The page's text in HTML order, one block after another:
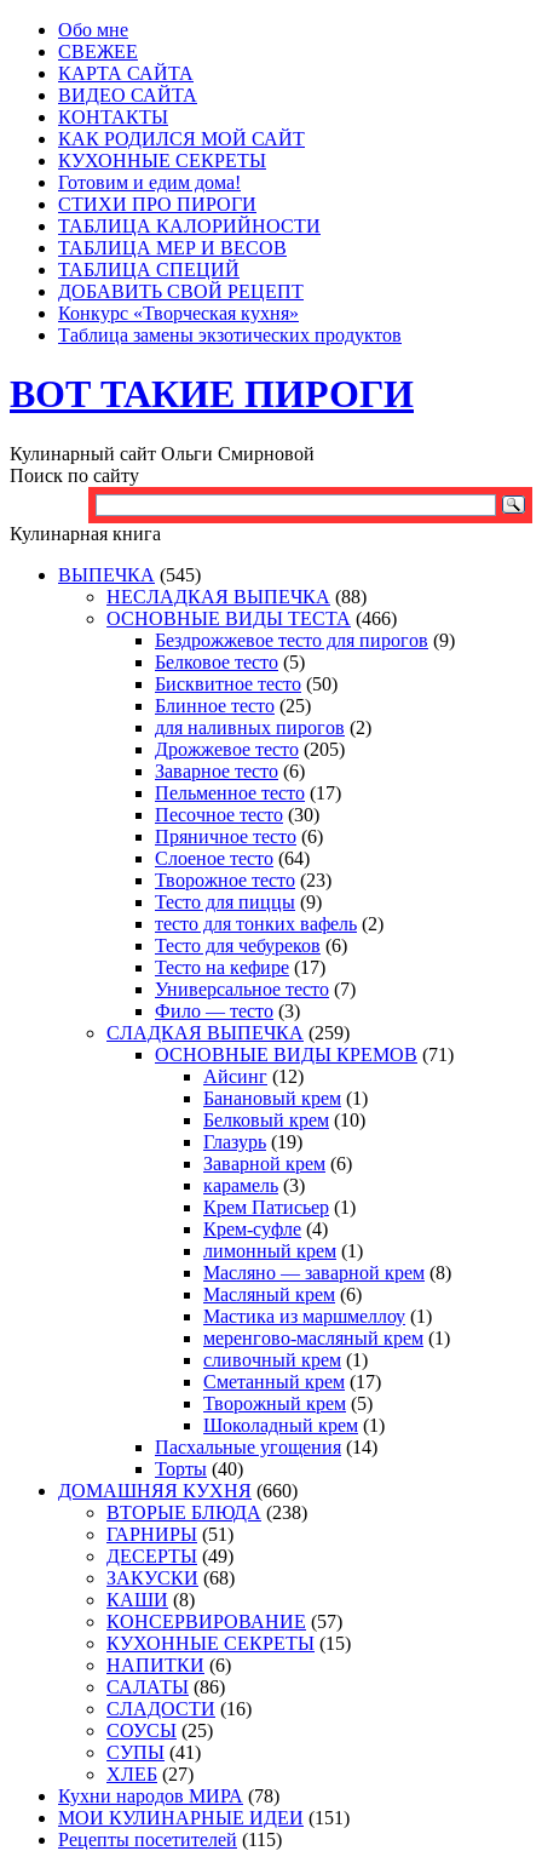
Обо мне
СВЕЖЕЕ
КАРТА САЙТА
ВИДЕО САЙТА
КОНТАКТЫ
КАК РОДИЛСЯ МОЙ САЙТ
КУХОННЫЕ СЕКРЕТЫ
Готовим и едим дома!
СТИХИ ПРО ПИРОГИ
ТАБЛИЦА КАЛОРИЙНОСТИ
ТАБЛИЦА МЕР И ВЕСОВ
ТАБЛИЦА СПЕЦИЙ
ДОБАВИТЬ СВОЙ РЕЦЕПТ
Конкурс «Творческая кухня»
Таблица замены экзотических продуктов
ВОТ ТАКИЕ ПИРОГИ
Кулинарный сайт Ольги Смирновой
Поиск по сайту
Кулинарная книга
ВЫПЕЧКА (545)
НЕСЛАДКАЯ ВЫПЕЧКА (88)
ОСНОВНЫЕ ВИДЫ ТЕСТА (466)
Бездрожжевое тесто для пирогов (9)
Белковое тесто (5)
Бисквитное тесто (50)
Блинное тесто (25)
для наливных пирогов (2)
Дрожжевое тесто (205)
Заварное тесто (6)
Пельменное тесто (17)
Песочное тесто (30)
Пряничное тесто (6)
Слоеное тесто (64)
Творожное тесто (23)
Тесто для пиццы (9)
тесто для тонких вафель (2)
Тесто для чебуреков (6)
Тесто на кефире (17)
Универсальное тесто (7)
Фило — тесто (3)
СЛАДКАЯ ВЫПЕЧКА (259)
ОСНОВНЫЕ ВИДЫ КРЕМОВ (71)
Айсинг (12)
Банановый крем (1)
Белковый крем (10)
Глазурь (19)
Заварной крем (6)
карамель (3)
Крем Патисьер (1)
Крем-суфле (4)
лимонный крем (1)
Масляно — заварной крем (8)
Масляный крем (6)
Мастика из маршмеллоу (1)
меренгово-масляный крем (1)
сливочный крем (1)
Сметанный крем (17)
Творожный крем (5)
Шоколадный крем (1)
Пасхальные угощения (14)
Торты (40)
ДОМАШНЯЯ КУХНЯ (660)
ВТОРЫЕ БЛЮДА (238)
ГАРНИРЫ (51)
ДЕСЕРТЫ (49)
ЗАКУСКИ (68)
КАШИ (8)
КОНСЕРВИРОВАНИЕ (57)
КУХОННЫЕ СЕКРЕТЫ (15)
НАПИТКИ (6)
САЛАТЫ (86)
СЛАДОСТИ (16)
СОУСЫ (25)
СУПЫ (41)
ХЛЕБ (27)
Кухни народов МИРА (78)
МОИ КУЛИНАРНЫЕ ИДЕИ (151)
Рецепты посетителей (115)